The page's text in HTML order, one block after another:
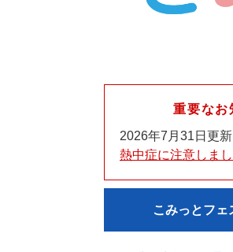
重要なお
2026年7月31日更新
熱中症に注意しまし
こみっとフェ